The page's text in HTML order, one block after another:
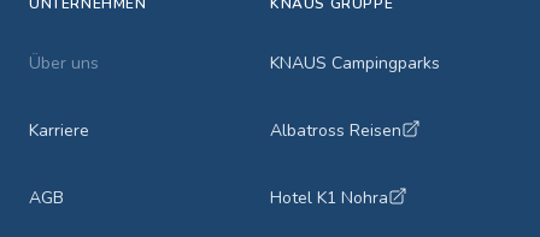
Über uns
Karriere
AGB
KNAUS Campingparks
Albatross Reisen
Hotel K1 Nohra